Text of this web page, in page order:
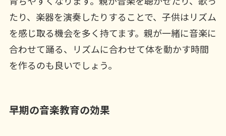
たり、楽器を演奏したりすることで、子供はリズム
を感じ取る機会を多く持てます。親が一緒に音楽に
合わせて踊る、リズムに合わせて体を動かす時間
を作るのも良いでしょう。
早期の音楽教育の効果